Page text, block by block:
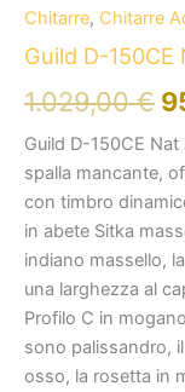
Chitarre, Chitarre
Guild D-150CE
1.029,00€
Guild D-150CE
spalla mancante,
con timbro
in abete Sitka
indiano massello,
una larghezza al
Profilo C in
sono palissandro,
osso, la rosetta in